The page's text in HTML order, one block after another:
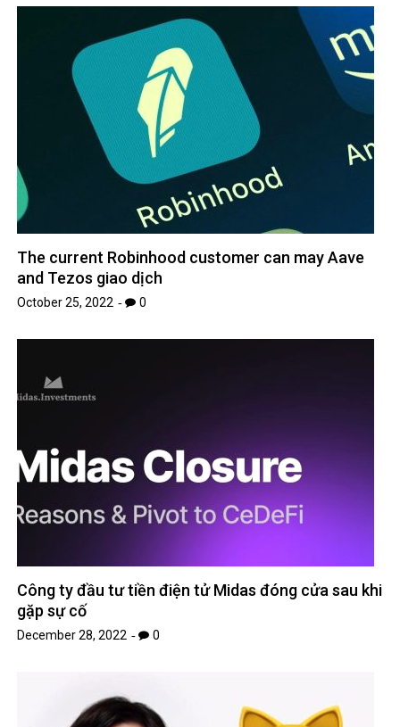
The current Robinhood customer can may Aave
and Tezos giao dịch
October 25, 2022 0
Công ty đầu tư tiền điện tử Midas đóng cửa sau khi
gặp sự cố
December 28, 2022 0